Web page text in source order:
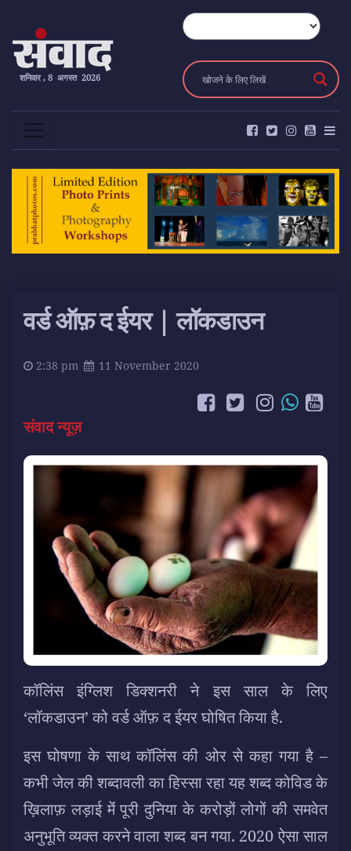
शनिवार , 8 अगस्त 2026
वर्ड ऑफ़ द ईयर | लॉकडाउन
2:38 pm 11 November 2020
संवाद न्यूज़
कॉलिंस इंग्लिश डिक्शनरी ने इस साल के लिए
‘लॉकडाउन’ को वर्ड ऑफ़ द ईयर घोषित किया है.
इस घोषणा के साथ कॉलिंस की ओर से कहा गया है –
कभी जेल की शब्दावली का हिस्सा रहा यह शब्द कोविड के
ख़िलाफ़ लड़ाई मेंं पूरी दुनिया के करोड़ों लोगों की समवेत
अनुभूति व्यक्त करने वाला शब्द बन गया. 2020 ऐसा साल